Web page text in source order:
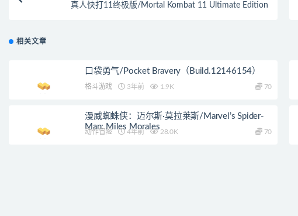
真人快打11终极版/Mortal Kombat 11 Ultimate Edition
相关文章
口袋勇气/Pocket Bravery（Build.12146154）
格斗游戏 3年前 1.9K 70
漫威蜘蛛侠：迈尔斯·莫拉莱斯/Marvel’s Spider-
Man: Miles Morales
动作冒险 4年前 28.0K 70